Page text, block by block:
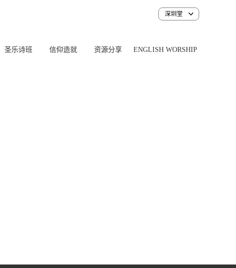
深圳堂
圣乐诗班 信仰造就 资源分享 ENGLISH WORSHIP